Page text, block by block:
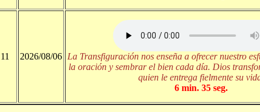
11 2026/08/06 La Transfiguración nos enseña a ofrecer nuestro
la oración y sembrar el bien cada día. Dios
quien le entrega fielmente su
6 min. 35 seg.